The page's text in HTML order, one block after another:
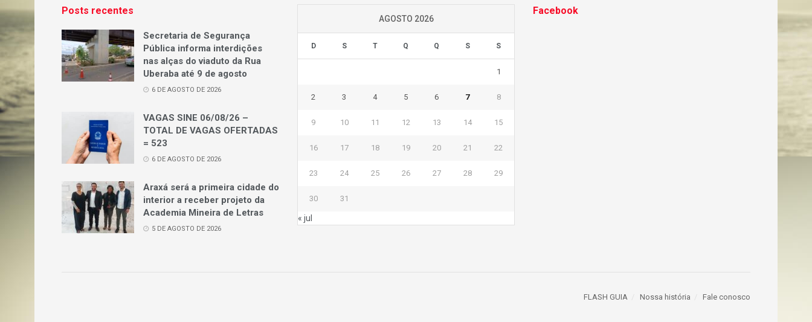
Posts recentes
Secretaria de Segurança
Pública informa interdições
nas alças do viaduto da Rua
Uberaba até 9 de agosto
6 DE AGOSTO DE 2026
VAGAS SINE 06/08/26 –
TOTAL DE VAGAS OFERTADAS
= 523
6 DE AGOSTO DE 2026
Araxá será a primeira cidade do
interior a receber projeto da
Academia Mineira de Letras
5 DE AGOSTO DE 2026
AGOSTO 2026
D S T Q Q S S
1
2 3 4 5 6 7 8
9 10 11 12 13 14 15
16 17 18 19 20 21 22
23 24 25 26 27 28 29
30 31
« jul
Facebook
FLASH GUIA Nossa história Fale conosco